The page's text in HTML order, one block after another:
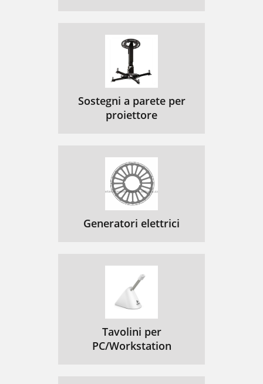
Sostegni a parete per
proiettore
Generatori elettrici
Tavolini per
PC/Workstation